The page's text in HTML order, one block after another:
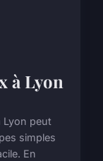
à Lyon
Lyon peut
simples
En